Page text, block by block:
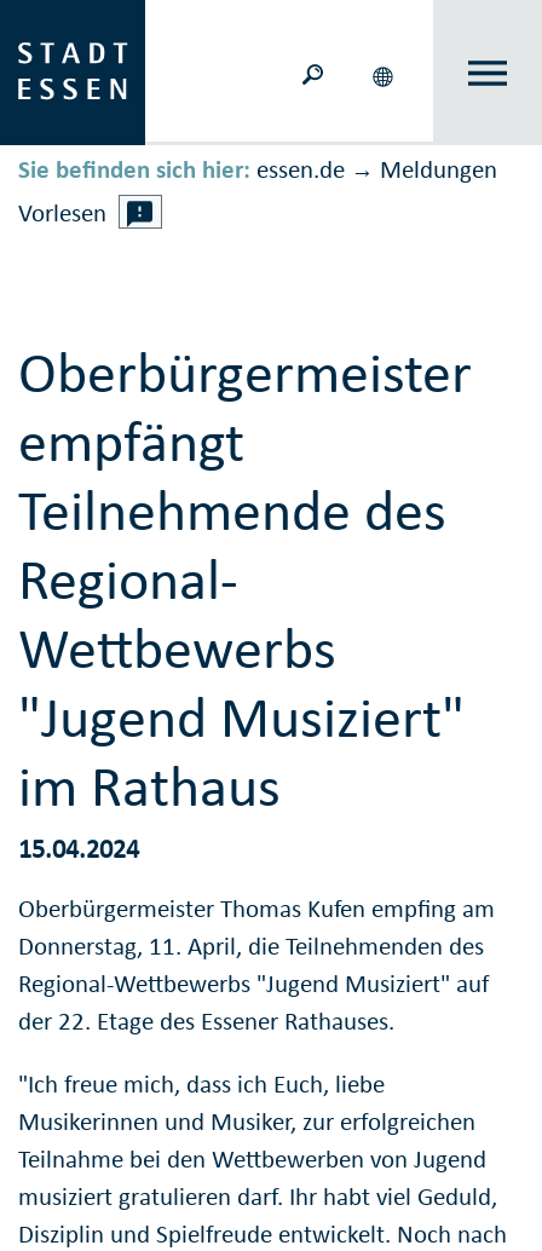
Sie befinden sich hier: essen.de → Meldungen
Vorlesen
Oberbürgermeister
empfängt
Teilnehmende des
Regional-
Wettbewerbs
"Jugend Musiziert"
im Rathaus
15.04.2024
Oberbürgermeister Thomas Kufen empfing am
Donnerstag, 11. April, die Teilnehmenden des
Regional-Wettbewerbs "Jugend Musiziert" auf
der 22. Etage des Essener Rathauses.
"Ich freue mich, dass ich Euch, liebe
Musikerinnen und Musiker, zur erfolgreichen
Teilnahme bei den Wettbewerben von Jugend
musiziert gratulieren darf. Ihr habt viel Geduld,
Disziplin und Spielfreude entwickelt. Noch nach